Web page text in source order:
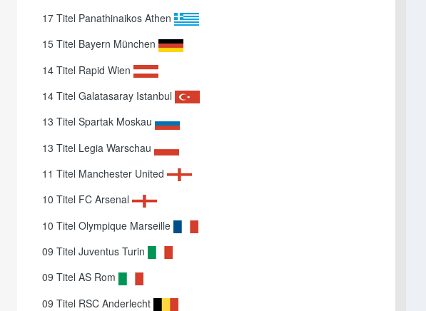
17 Titel Panathinaikos Athen
15 Titel Bayern München
14 Titel Rapid Wien
14 Titel Galatasaray Istanbul
13 Titel Spartak Moskau
13 Titel Legia Warschau
11 Titel Manchester United
10 Titel FC Arsenal
10 Titel Olympique Marseille
09 Titel Juventus Turin
09 Titel AS Rom
09 Titel RSC Anderlecht